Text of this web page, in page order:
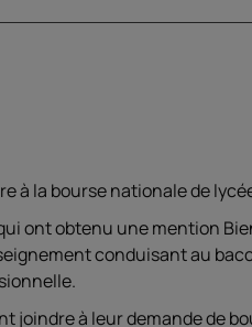
à la bourse nationale de
ont obtenu une mention
conduisant au
joindre à leur demande de